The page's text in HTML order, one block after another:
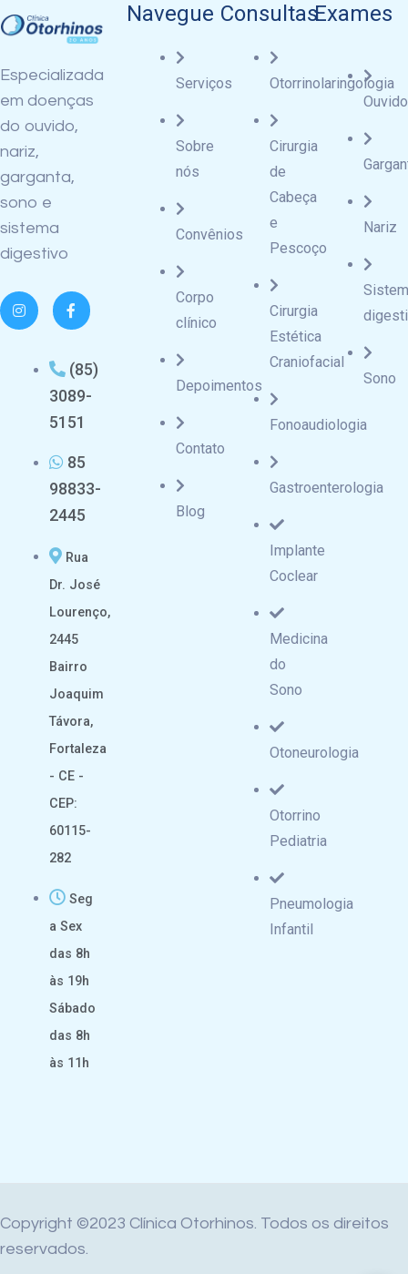
Especializada
em doenças
do ouvido,
nariz,
garganta,
sono e
sistema
digestivo
(85)
3089-
5151
85
98833-
2445
Rua
Dr. José
Lourenço,
2445
Bairro
Joaquim
Távora,
Fortaleza
- CE -
CEP:
60115-
282
Seg
a Sex
das 8h
às 19h
Sábado
das 8h
às 11h
Navegue
Serviços
Sobre
nós
Convênios
Corpo
clínico
Depoimentos
Contato
Blog
Consultas
Otorrinolaringologia
Cirurgia
de
Cabeça
e
Pescoço
Cirurgia
Estética
Craniofacial
Fonoaudiologia
Gastroenterologia
Implante
Coclear
Medicina
do
Sono
Otoneurologia
Otorrino
Pediatria
Pneumologia
Infantil
Exames
Ouvido
Nariz
Sono
Copyright ©2023 Clínica Otorhinos. Todos os direitos
reservados.